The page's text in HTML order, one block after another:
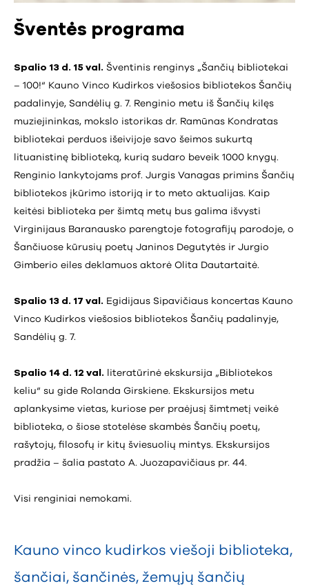
Šventės programa
Spalio 13 d. 15 val. Šventinis renginys „Šančių bibliotekai
– 100!“ Kauno Vinco Kudirkos viešosios bibliotekos Šančių
padalinyje, Sandėlių g. 7. Renginio metu iš Šančių kilęs
muziejininkas, mokslo istorikas dr. Ramūnas Kondratas
bibliotekai perduos išeivijoje savo šeimos sukurtą
lituanistinę biblioteką, kurią sudaro beveik 1000 knygų.
Renginio lankytojams prof. Jurgis Vanagas primins Šančių
bibliotekos įkūrimo istoriją ir to meto aktualijas. Kaip
keitėsi biblioteka per šimtą metų bus galima išvysti
Virginijaus Baranausko parengtoje fotografijų parodoje, o
Šančiuose kūrusių poetų Janinos Degutytės ir Jurgio
Gimberio eiles deklamuos aktorė Olita Dautartaitė.
Spalio 13 d. 17 val. Egidijaus Sipavičiaus koncertas Kauno
Vinco Kudirkos viešosios bibliotekos Šančių padalinyje,
Sandėlių g. 7.
Spalio 14 d. 12 val. literatūrinė ekskursija „Bibliotekos
keliu“ su gide Rolanda Girskiene. Ekskursijos metu
aplankysime vietas, kuriose per praėjusį šimtmetį veikė
biblioteka, o šiose stotelėse skambės Šančių poetų,
rašytojų, filosofų ir kitų šviesuolių mintys. Ekskursijos
pradžia – šalia pastato A. Juozapavičiaus pr. 44.
Visi renginiai nemokami.
Kauno vinco kudirkos viešoji biblioteka,
šančiai, šančinės, žemųjų šančių